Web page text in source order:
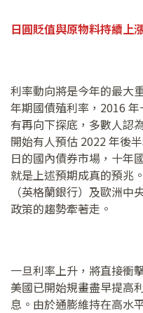
日圓貶值與原物料持續上
利率動向將是今年的最大
年期國債殖利率，2016
有再向下探底，多數人認
開始有人預估 2022 年後
日的國內債券市場，十年
就是上述預期成真的預兆
（英格蘭銀行）及歐洲
政策的趨勢牽著走。
一旦利率上升，將直接衝
美國已開始規畫盡早提高
息。由於通膨維持在高水